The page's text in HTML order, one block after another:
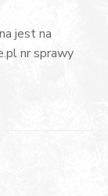
jest na
nr sprawy